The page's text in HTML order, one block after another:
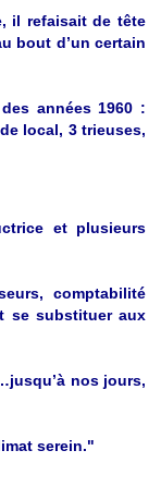
il refaisait de tête
bout d’un certain
années 1960 :
local, 3 trieuses,
et plusieurs
comptabilité
se substituer aux
nos jours,
serein."